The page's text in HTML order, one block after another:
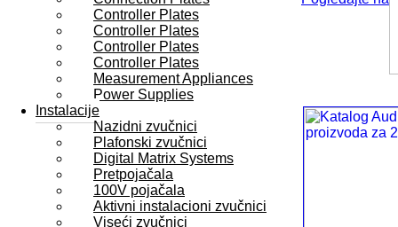
Controller Plates
Controller Plates
Controller Plates
Controller Plates
Measurement Appliances
Power Supplies
Instalacije
Nazidni zvučnici
Plafonski zvučnici
Digital Matrix Systems
Pretpojačala
100V pojačala
Aktivni instalacioni zvučnici
Viseći zvučnici